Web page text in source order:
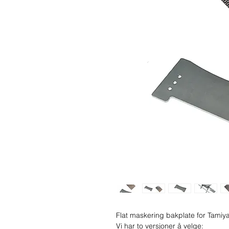
Flat maskering bakplate for
Vi har to versjoner å velge: